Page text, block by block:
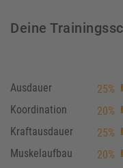
Deine
Ausdauer
25%
Koordination
20%
Kraftausdauer
25%
Muskelaufbau
20%